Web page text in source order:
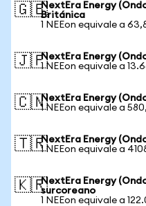
🇬🇧NextEra Energy
Británica
1 NEEon equivale a
🇯🇵NextEra Energy
1 NEEon equivale a
🇨🇳NextEra Energy
1 NEEon equivale a
🇹🇷NextEra Energy
1 NEEon equivale a
🇰🇷NextEra Energy
surcoreano
1 NEEon equivale a